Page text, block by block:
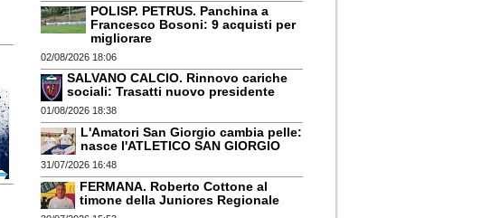
POLISP. PETRUS. Panchina a
Francesco Bosoni: 9 acquisti per
migliorare
02/08/2026 18:06
SALVANO CALCIO. Rinnovo cariche
sociali: Trasatti nuovo presidente
01/08/2026 18:38
L'Amatori San Giorgio cambia pelle:
nasce l'ATLETICO SAN GIORGIO
31/07/2026 16:48
FERMANA. Roberto Cottone al
timone della Juniores Regionale